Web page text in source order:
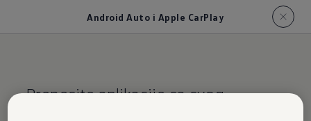
Android Auto i Apple CarPlay
Prenesite aplikacije sa svog